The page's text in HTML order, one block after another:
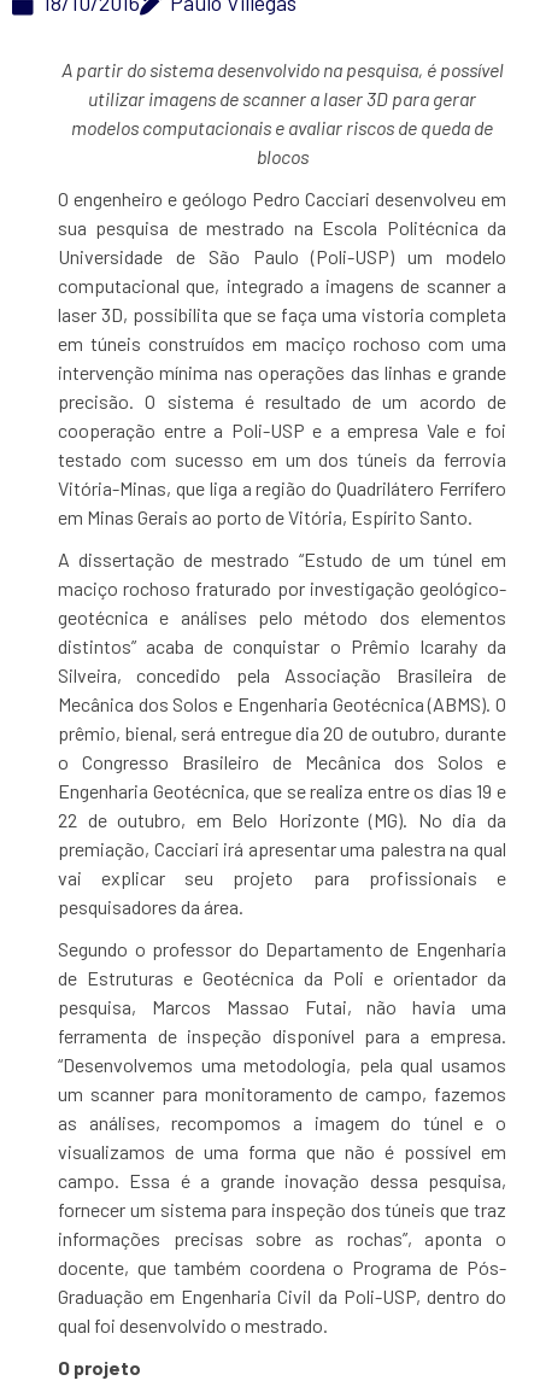
A partir do sistema desenvolvido na pesquisa, é possível
utilizar imagens de scanner a laser 3D para gerar
modelos computacionais e avaliar riscos de queda de
blocos
O engenheiro e geólogo Pedro Cacciari desenvolveu em
sua pesquisa de mestrado na Escola Politécnica da
Universidade de São Paulo (Poli-USP) um modelo
computacional que, integrado a imagens de scanner a
laser 3D, possibilita que se faça uma vistoria completa
em túneis construídos em maciço rochoso com uma
intervenção mínima nas operações das linhas e grande
precisão. O sistema é resultado de um acordo de
cooperação entre a Poli-USP e a empresa Vale e foi
testado com sucesso em um dos túneis da ferrovia
Vitória-Minas, que liga a região do Quadrilátero Ferrífero
em Minas Gerais ao porto de Vitória, Espírito Santo.
A dissertação de mestrado “Estudo de um túnel em
maciço rochoso fraturado por investigação geológico-
geotécnica e análises pelo método dos elementos
distintos” acaba de conquistar o Prêmio Icarahy da
Silveira, concedido pela Associação Brasileira de
Mecânica dos Solos e Engenharia Geotécnica (ABMS). O
prêmio, bienal, será entregue dia 20 de outubro, durante
o Congresso Brasileiro de Mecânica dos Solos e
Engenharia Geotécnica, que se realiza entre os dias 19 e
22 de outubro, em Belo Horizonte (MG). No dia da
premiação, Cacciari irá apresentar uma palestra na qual
vai explicar seu projeto para profissionais e
pesquisadores da área.
Segundo o professor do Departamento de Engenharia
de Estruturas e Geotécnica da Poli e orientador da
pesquisa, Marcos Massao Futai, não havia uma
ferramenta de inspeção disponível para a empresa.
“Desenvolvemos uma metodologia, pela qual usamos
um scanner para monitoramento de campo, fazemos
as análises, recompomos a imagem do túnel e o
visualizamos de uma forma que não é possível em
campo. Essa é a grande inovação dessa pesquisa,
fornecer um sistema para inspeção dos túneis que traz
informações precisas sobre as rochas”, aponta o
docente, que também coordena o Programa de Pós-
Graduação em Engenharia Civil da Poli-USP, dentro do
qual foi desenvolvido o mestrado.
O projeto